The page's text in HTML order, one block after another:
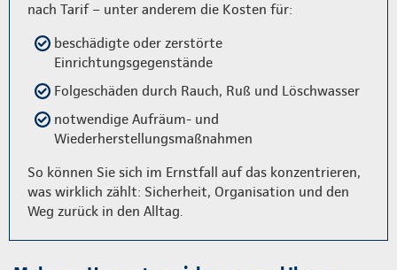
nach Tarif – unter anderem die Kosten für:
beschädigte oder zerstörte
Einrichtungsgegenstände
Folgeschäden durch Rauch, Ruß und Löschwasser
notwendige Aufräum- und
Wiederherstellungsmaßnahmen
So können Sie sich im Ernstfall auf das konzentrieren,
was wirklich zählt: Sicherheit, Organisation und den
Weg zurück in den Alltag.